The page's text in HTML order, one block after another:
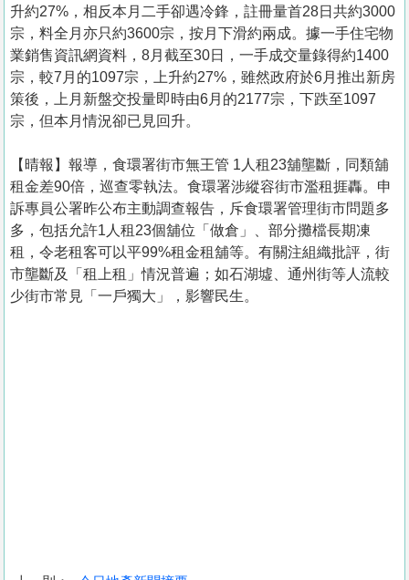
升約27%，相反本月二手卻遇冷鋒，註冊量首28日共約3000
宗，料全月亦只約3600宗，按月下滑約兩成。據一手住宅物
業銷售資訊網資料，8月截至30日，一手成交量錄得約1400
宗，較7月的1097宗，上升約27%，雖然政府於6月推出新房
策後，上月新盤交投量即時由6月的2177宗，下跌至1097
宗，但本月情況卻已見回升。
【晴報】報導，食環署街市無王管 1人租23舖壟斷，同類舖
租金差90倍，巡查零執法。食環署涉縱容街市濫租捱轟。申
訴專員公署昨公布主動調查報告，斥食環署管理街市問題多
多，包括允許1人租23個舖位「做倉」、部分攤檔長期凍
租，令老租客可以平99%租金租舖等。有關注組織批評，街
市壟斷及「租上租」情況普遍；如石湖墟、通州街等人流較
少街市常見「一戶獨大」，影響民生。